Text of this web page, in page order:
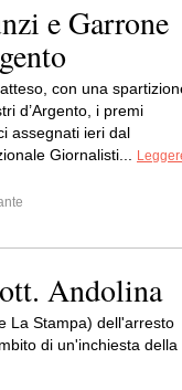
e Garrone
con una
d’Argento, i premi
assegnati ieri dal
Giornalisti...
Andolina
La Stampa) dell'arresto
di un'inchiesta della